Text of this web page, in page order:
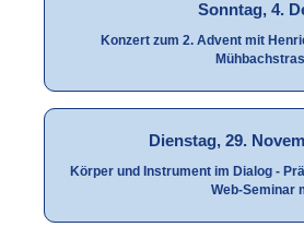
Sonntag, 4.
Konzert zum 2. Advent mit
Dienstag, 29.
Körper und Instrument im Dialog -
Web-Seminar